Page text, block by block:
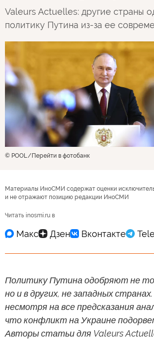
Valeurs Actuelles: другие страны
политику Путина из-за ее
© POOL Перейти в фотобанк
Материалы ИноСМИ содержат оценки
и не отражают позицию редакции ИноСМИ
Читать inosmi.ru в
Политику Путина одобряют не
но и в других, не западных
несмотря на все предсказания
что конфликт на Украине
Авторы статьи для Valeurs